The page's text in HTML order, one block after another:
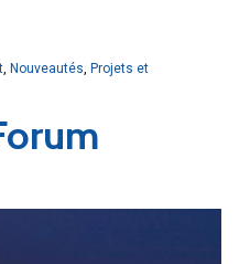
, Nouveautés Projets et